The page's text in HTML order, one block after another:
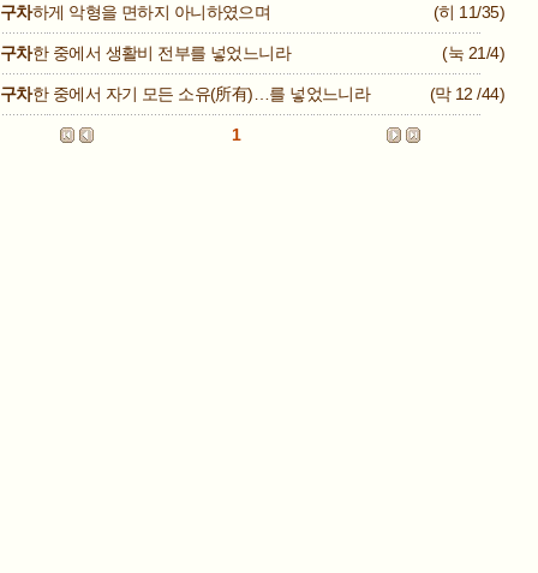
구차하게 악형을 면하지 아니하였으며 (히 11/35)
구차한 중에서 생활비 전부를 넣었느니라 (눅 21/4)
구차한 중에서 자기 모든 소유(所有)…를 넣었느니라 (막 12 /44)
1